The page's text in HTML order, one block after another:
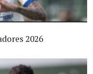
2026